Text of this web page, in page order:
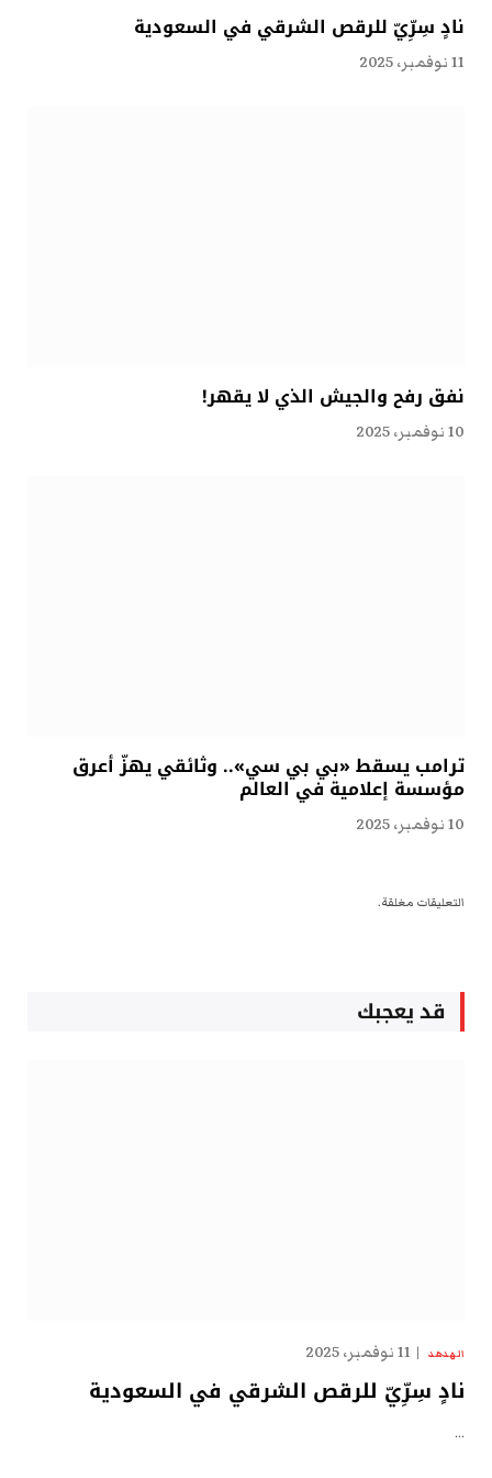
نادٍ سِرِّيّ للرقص الشرقي في السعودية
11 نوفمبر، 2025
نفق رفح والجيش الذي لا يقهر!
10 نوفمبر، 2025
ترامب يسقط «بي بي سي».. وثائقي يهزّ أعرق
مؤسسة إعلامية في العالم
10 نوفمبر، 2025
التعليقات مغلقة.
قد يعجبك
الهدهد 11 نوفمبر، 2025
نادٍ سِرِّيّ للرقص الشرقي في السعودية
…